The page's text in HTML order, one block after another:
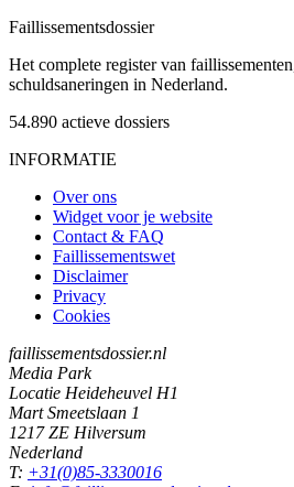
Faillissementsdossier
Het complete register van
schuldsaneringen in Nederland.
54.890 actieve dossiers
INFORMATIE
Over ons
Widget voor je website
Contact & FAQ
Faillissementswet
Disclaimer
Privacy
Cookies
faillissementsdossier.nl
Media Park
Locatie Heideheuvel H1
Mart Smeetslaan 1
1217 ZE Hilversum
Nederland
T: +31(0)85-3330016